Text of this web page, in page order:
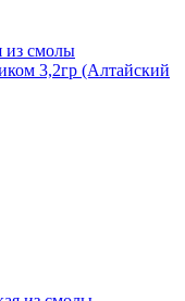
из смолы
3,2гр (Алтайский